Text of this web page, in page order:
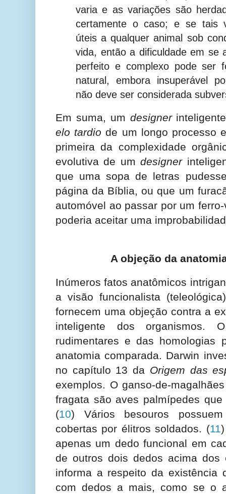
varia e as variações são
certamente o caso; e se tais
úteis a qualquer animal sob
vida, então a dificuldade em se
perfeito e complexo pode ser
natural, embora insuperável
não deve ser considerada
Em suma, um designer
elo tardio de um longo processo
primeira da complexidade
evolutiva de umdesigner
que uma sopa de letras
página da Bíblia, ou que um
automóvel ao passar por um
poderia aceitar uma
A objeção da
Inúmeros fatos anatômicos
a visão funcionalista
fornecem uma objeção contra a
inteligente dos organismos.
rudimentares e das homologias
anatomia comparada. Darwin
no capítulo 13 da Origem das
exemplos. O ganso-de-
fragata são aves palmípedes
(10) Vários besouros
cobertas por élitros soldados. (11
apenas um dedo funcional em
de outros dois dedos acima
informa a respeito da existência
com dedos a mais, como se o